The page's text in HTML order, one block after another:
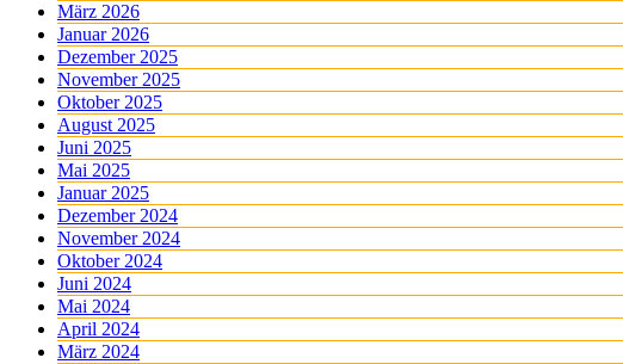
März 2026
Januar 2026
Dezember 2025
November 2025
Oktober 2025
August 2025
Juni 2025
Mai 2025
Januar 2025
Dezember 2024
November 2024
Oktober 2024
Juni 2024
Mai 2024
April 2024
März 2024